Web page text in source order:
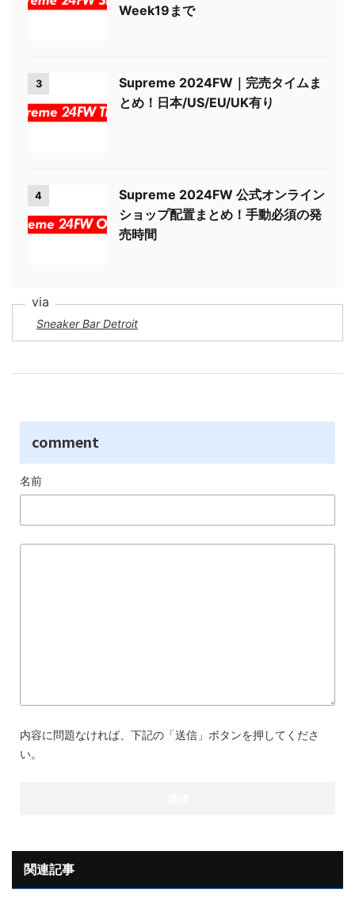
Week19まで
3
Supreme 2024FW｜完売タイムま
とめ！日本/US/EU/UK有り
4
Supreme 2024FW 公式オンライン
ショップ配置まとめ！手動必須の発
売時間
Sneaker Bar Detroit
comment
名前
内容に問題なければ、下記の「送信」ボタンを押してくださ
い。
関連記事